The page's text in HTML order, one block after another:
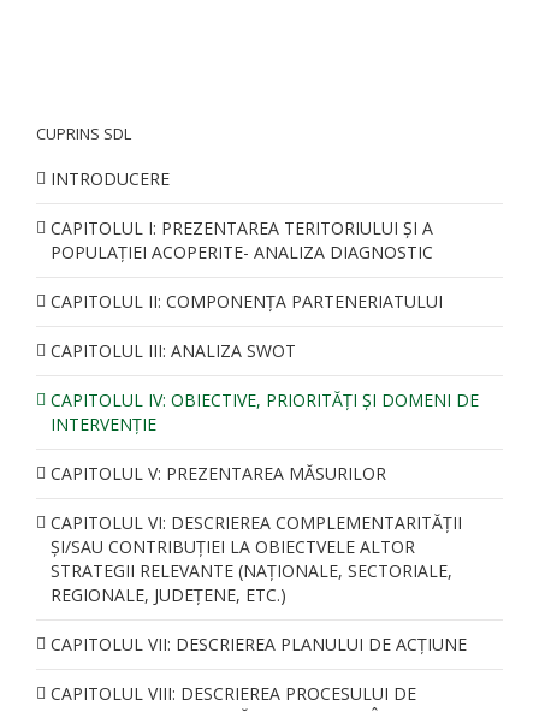
CUPRINS SDL
INTRODUCERE
CAPITOLUL I: PREZENTAREA TERITORIULUI ŞI A
POPULAŢIEI ACOPERITE- ANALIZA DIAGNOSTIC
CAPITOLUL II: COMPONENŢA PARTENERIATULUI
CAPITOLUL III: ANALIZA SWOT
CAPITOLUL IV: OBIECTIVE, PRIORITĂȚI ȘI DOMENI DE
INTERVENȚIE
CAPITOLUL V: PREZENTAREA MĂSURILOR
CAPITOLUL VI: DESCRIEREA COMPLEMENTARITĂŢII
ŞI/SAU CONTRIBUŢIEI LA OBIECTVELE ALTOR
STRATEGII RELEVANTE (NAŢIONALE, SECTORIALE,
REGIONALE, JUDEŢENE, ETC.)
CAPITOLUL VII: DESCRIEREA PLANULUI DE ACȚIUNE
CAPITOLUL VIII: DESCRIEREA PROCESULUI DE